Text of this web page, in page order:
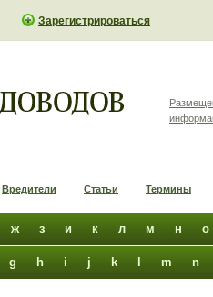
Зарегистрироваться
Вредители Статьи Термины
ж з и к л м н о
g h i j k m n